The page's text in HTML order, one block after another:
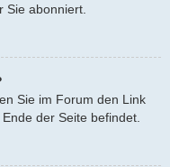
Sie abonniert.
Sie im Forum den Link
der Seite befindet.